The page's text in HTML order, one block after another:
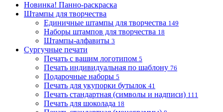
Новинка! Панно-раскраска
Штампы для творчества
Единичные штампы для творчества 149
Наборы штампов для творчества 18
Штампы-алфавиты 3
Сургучные печати
Печать с вашим логотипом 5
Печать индивидуальная по шаблону 76
Подарочные наборы 5
Печать для укупорки бутылок 41
Печать стандартная (символы и надписи) 111
Печать для шоколада 18